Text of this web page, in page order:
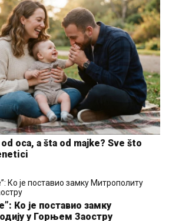
oca, a šta od majke? Sve što
Ко је поставио замку
у Горњем Заостру